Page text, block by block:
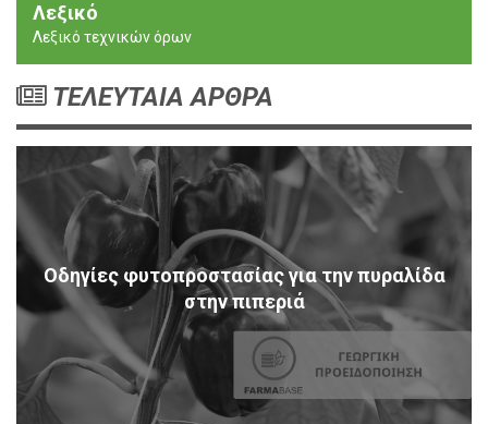
Λεξικό
Λεξικό τεχνικών όρων
ΤΕΛΕΥΤΑΙΑ ΑΡΘΡΑ
Οδηγίες φυτοπροστασίας για την πυραλίδα
στην πιπεριά